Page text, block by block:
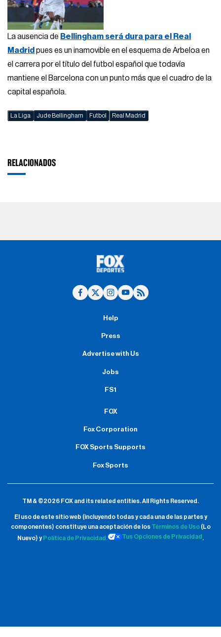
La ausencia de Bellingham será dura para el Real
Madrid pues es un inamovible en el esquema de Arbeloa en
el carrera por el título del futbol español que todavía
mantiene el Barcelona con un punto más que el cuadro de la
capital española.
La Liga Jude Bellingham Futbol Real Madrid
RELACIONADOS
Help
Press
Advertise with Us
Jobs
FS1
FOX
Fox Corporation
FOX Sports Supports
Fox Sports
TM & ©2026 FOX and its related entities.All Rights Reserved.
El uso de este sitio web (incluyendo todas y cada una de las partes y
componentes) constituye una aceptación de los Términos de Uso(Lo
Nuevo) y Política de Privacidad. Tus Opciones de Privacidad .